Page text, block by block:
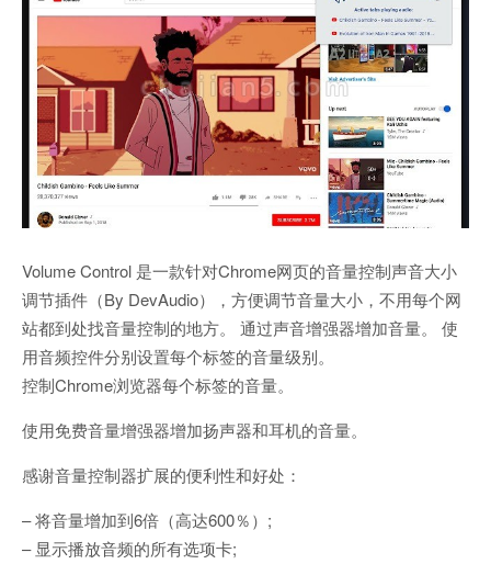
Volume Control 是一款针对Chrome网页的音量控制声音大小
调节插件（By DevAudio），方便调节音量大小，不用每个网
站都到处找音量控制的地方。 通过声音增强器增加音量。 使
用音频控件分别设置每个标签的音量级别。
控制Chrome浏览器每个标签的音量。
使用免费音量增强器增加扬声器和耳机的音量。
感谢音量控制器扩展的便利性和好处：
– 将音量增加到6倍（高达600％）;
– 显示播放音频的所有选项卡;